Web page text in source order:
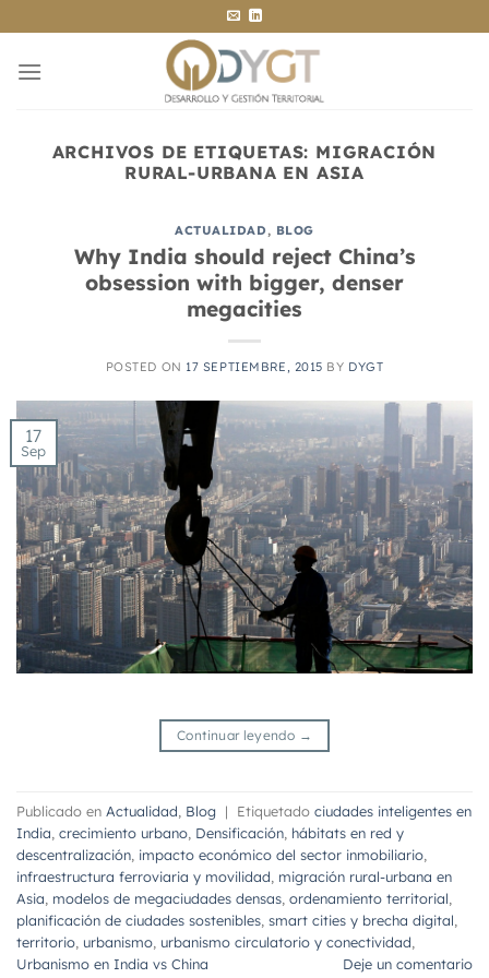
al
contenido
ARCHIVOS DE ETIQUETAS: MIGRACIÓN
RURAL-URBANA EN ASIA
ACTUALIDAD, BLOG
Why India should reject China’s
obsession with bigger, denser
megacities
POSTED ON 17 SEPTIEMBRE, 2015 BY DYGT
17
Sep
Continuar leyendo →
Publicado en Actualidad Blog | Etiquetado ciudades inteligentes en
India crecimiento urbano Densificación hábitats en red y
descentralización impacto económico del sector inmobiliario
infraestructura ferroviaria y movilidad migración rural-urbana en
Asia modelos de megaciudades densas ordenamiento territorial
planificación de ciudades sostenibles smart cities y brecha digital
territorio urbanismo urbanismo circulatorio y conectividad
Urbanismo en India vs China
Deje un comentario